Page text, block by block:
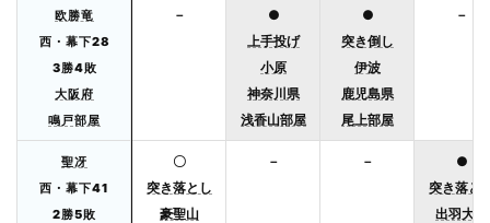
欧勝竜
西・幕下28
3勝4敗
大阪府
鳴戸部屋
－
●
上手投げ
小原
神奈川県
浅香山部屋
●
突き倒し
伊波
鹿児島県
尾上部屋
－
聖冴
西・幕下41
2勝5敗
〇
突き落とし
豪聖山
－ －
●
突き落と
出羽大海